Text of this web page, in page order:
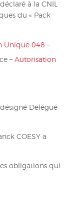
à la CNIL
du « Pack
Unique 048 –
– Autorisation
Délégué
COESY a
obligations qui